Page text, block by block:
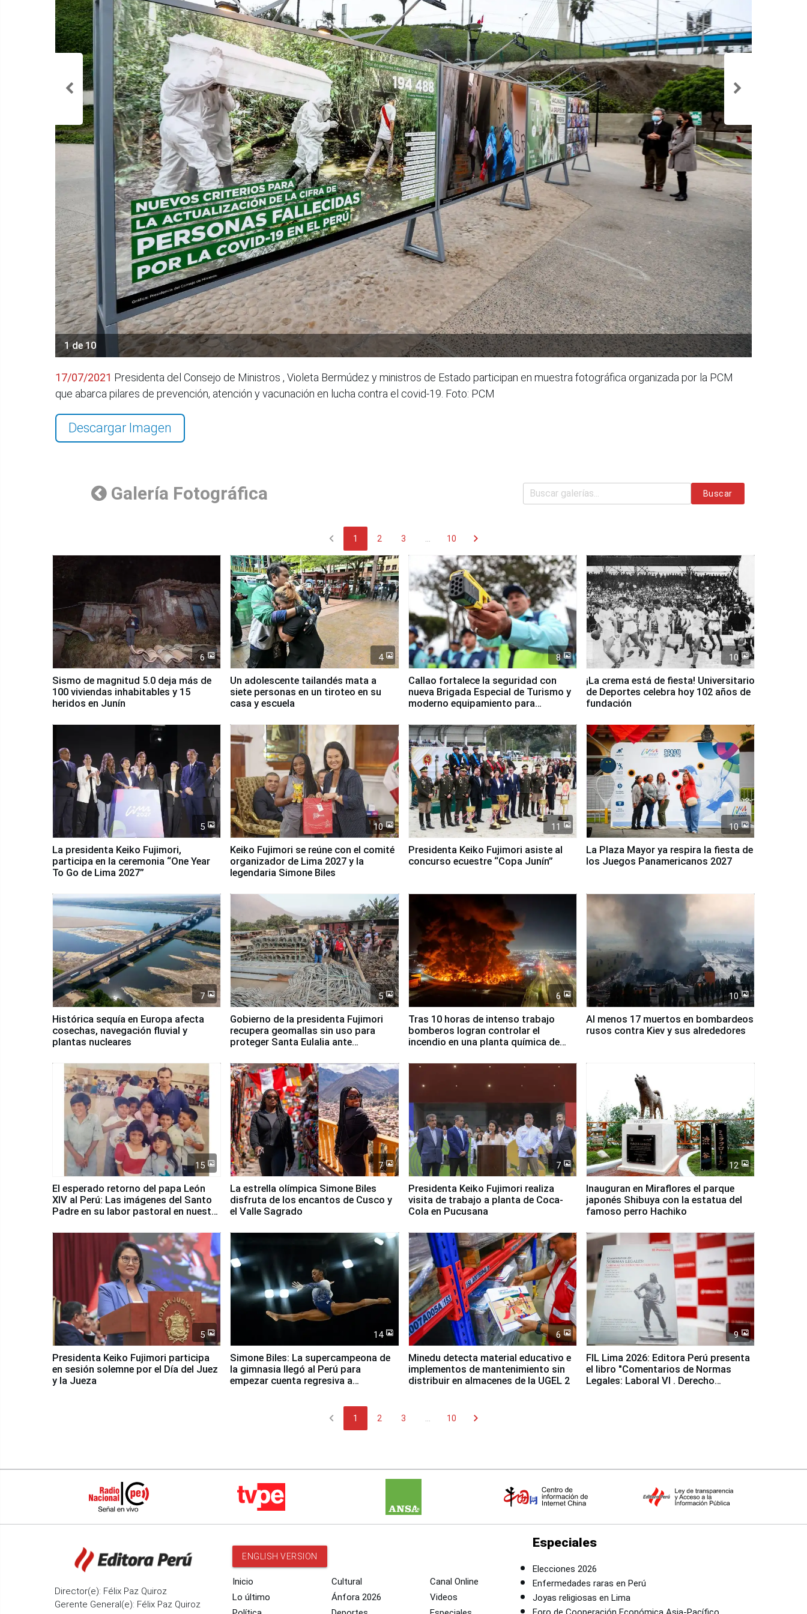
1 de 10
17/07/2021 Presidenta del Consejo de Ministros , Violeta Bermúdez y ministros de Estado participan en muestra fotográfica organizada por la PCM
que abarca pilares de prevención, atención y vacunación en lucha contra el covid-19. Foto: PCM
Descargar Imagen
Galería Fotográfica Buscar
chevron_left 1 2 3 10 chevron_right
6
Sismo de magnitud 5.0 deja más de
100 viviendas inhabitables y 15
heridos en Junín
4
Un adolescente tailandés mata a
siete personas en un tiroteo en su
casa y escuela
8
Callao fortalece la seguridad con
nueva Brigada Especial de Turismo y
moderno equipamiento para
10
¡La crema está de fiesta! Universitario
de Deportes celebra hoy 102 años de
fundación
5
La presidenta Keiko Fujimori,
participa en la ceremonia “One Year
To Go de Lima 2027”
10
Keiko Fujimori se reúne con el comité
organizador de Lima 2027 y la
legendaria Simone Biles
11
Presidenta Keiko Fujimori asiste al
concurso ecuestre “Copa Junín”
10
La Plaza Mayor ya respira la fiesta de
los Juegos Panamericanos 2027
7
Histórica sequía en Europa afecta
cosechas, navegación fluvial y
plantas nucleares
5
Gobierno de la presidenta Fujimori
recupera geomallas sin uso para
proteger Santa Eulalia ante
6
Tras 10 horas de intenso trabajo
bomberos logran controlar el
incendio en una planta química de
10
Al menos 17 muertos en bombardeos
rusos contra Kiev y sus alrededores
15
El esperado retorno del papa León
XIV al Perú: Las imágenes del Santo
Padre en su labor pastoral en nuestro
7
La estrella olímpica Simone Biles
disfruta de los encantos de Cusco y
el Valle Sagrado
7
Presidenta Keiko Fujimori realiza
visita de trabajo a planta de Coca-
Cola en Pucusana
12
Inauguran en Miraflores el parque
japonés Shibuya con la estatua del
famoso perro Hachiko
5
Presidenta Keiko Fujimori participa
en sesión solemne por el Día del Juez
y la Jueza
14
Simone Biles: La supercampeona de
la gimnasia llegó al Perú para
empezar cuenta regresiva a
6
Minedu detecta material educativo e
implementos de mantenimiento sin
distribuir en almacenes de la UGEL 2
9
FIL Lima 2026: Editora Perú presenta
el libro "Comentarios de Normas
Legales: Laboral Vl . Derecho
chevron_left 1 2 3 10 chevron_right
Director(e): Félix Paz Quiroz
Gerente General(e): Félix Paz Quiroz
ENGLISH VERSION
Inicio
Lo último
Cultural
Ánfora 2026
Canal Online
Videos
Especiales
Elecciones 2026
Enfermedades raras en Perú
Joyas religiosas en Lima